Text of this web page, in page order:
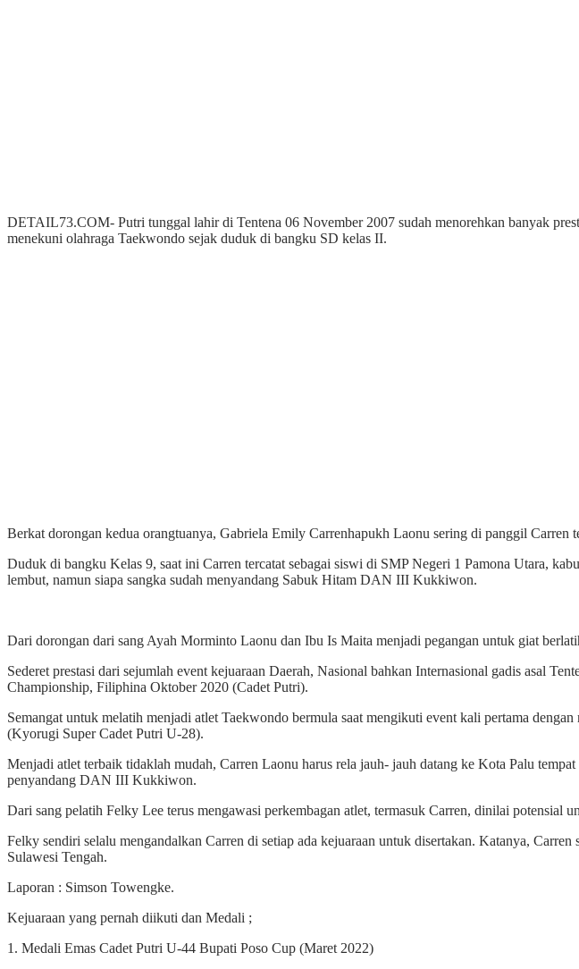
DETAIL73.COM- Putri tunggal lahir di Tentena 06 November 2007 sudah menorehkan banyak
menekuni olahraga Taekwondo sejak duduk di bangku SD kelas II.
Berkat dorongan kedua orangtuanya, Gabriela Emily Carrenhapukh Laonu sering di panggil Carren
Duduk di bangku Kelas 9, saat ini Carren tercatat sebagai siswi di SMP Negeri 1 Pamona Utara,
lembut, namun siapa sangka sudah menyandang Sabuk Hitam DAN III Kukkiwon.
Dari dorongan dari sang Ayah Morminto Laonu dan Ibu Is Maita menjadi pegangan untuk giat
Sederet prestasi dari sejumlah event kejuaraan Daerah, Nasional bahkan Internasional gadis asal
Championship, Filiphina Oktober 2020 (Cadet Putri).
Semangat untuk melatih menjadi atlet Taekwondo bermula saat mengikuti event kali pertama
(Kyorugi Super Cadet Putri U-28).
Menjadi atlet terbaik tidaklah mudah, Carren Laonu harus rela jauh- jauh datang ke Kota Palu
penyandang DAN III Kukkiwon.
Dari sang pelatih Felky Lee terus mengawasi perkembagan atlet, termasuk Carren, dinilai potensial
Felky sendiri selalu mengandalkan Carren di setiap ada kejuaraan untuk disertakan. Katanya,
Sulawesi Tengah.
Laporan : Simson Towengke.
Kejuaraan yang pernah diikuti dan Medali ;
1. Medali Emas Cadet Putri U-44 Bupati Poso Cup (Maret 2022)